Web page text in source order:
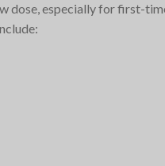
dose, especially for first-